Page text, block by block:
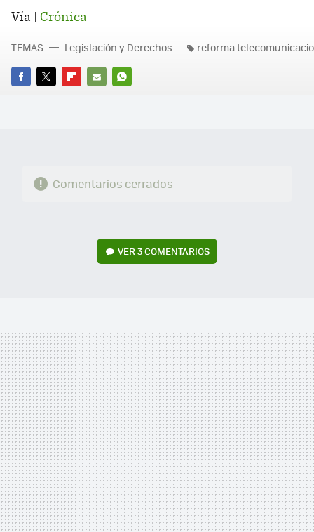
Vía | Crónica
FACEBOOK
TWITTERFLIPBOARD
E-
WHATSAPP
TEMAS Legislación y Derechos reforma
Comentarios cerrados
VER3 COMENTARIOS